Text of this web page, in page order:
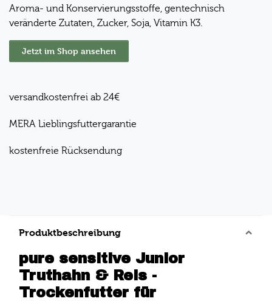
Aroma- und Konservierungsstoffe, gentechnisch
veränderte Zutaten, Zucker, Soja, Vitamin K3.
Jetzt im Shop ansehen
versandkostenfrei ab 24€
MERA Lieblingsfuttergarantie
kostenfreie Rücksendung
Produktbeschreibung
pure sensitive Junior
Truthahn & Reis -
Trockenfutter für